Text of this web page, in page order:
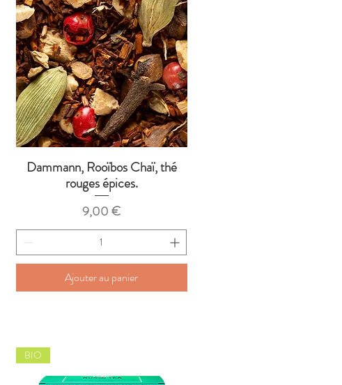
Aperçu rapide
Dammann, Rooïbos Chaï, thé
rouges épices.
Prix
9,00 €
Ajouter au panier
BIO